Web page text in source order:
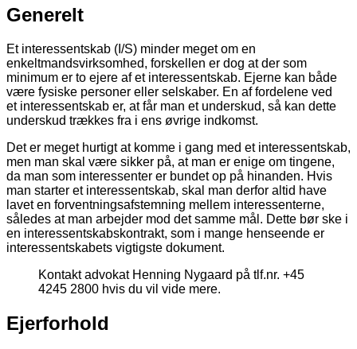
Generelt
Et interessentskab (I/S) minder meget om en
enkeltmandsvirksomhed, forskellen er dog at der som
minimum er to ejere af et interessentskab. Ejerne kan både
være fysiske personer eller selskaber. En af fordelene ved
et interessentskab er, at får man et underskud, så kan dette
underskud trækkes fra i ens øvrige indkomst.
Det er meget hurtigt at komme i gang med et interessentskab,
men man skal være sikker på, at man er enige om tingene,
da man som interessenter er bundet op på hinanden. Hvis
man starter et interessentskab, skal man derfor altid have
lavet en forventningsafstemning mellem interessenterne,
således at man arbejder mod det samme mål. Dette bør ske i
en interessentskabskontrakt, som i mange henseende er
interessentskabets vigtigste dokument.
Kontakt advokat Henning Nygaard på tlf.nr. +45
4245 2800 hvis du vil vide mere.
Ejerforhold